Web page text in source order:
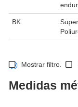
BK
Mostrar filtro.
Medidas